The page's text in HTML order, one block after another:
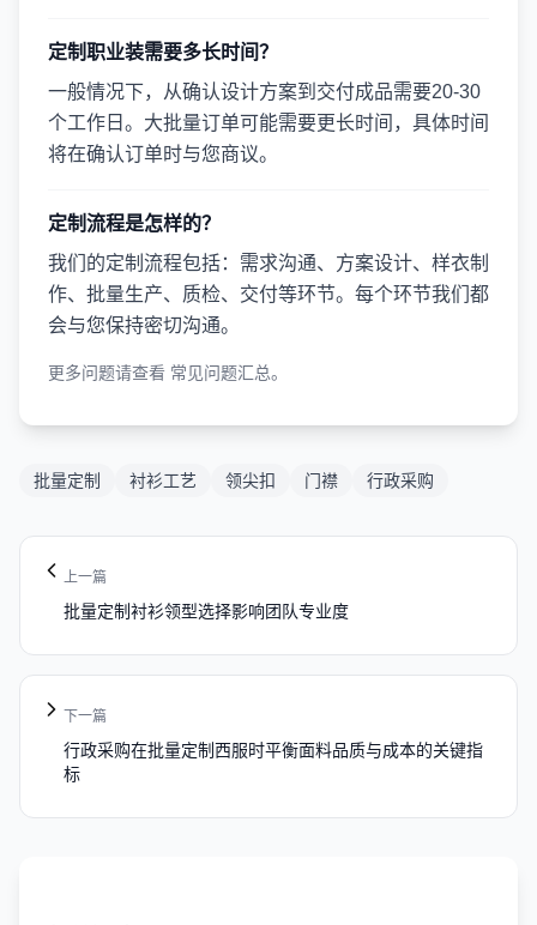
定制职业装需要多长时间？
一般情况下，从确认设计方案到交付成品需要20-30
个工作日。大批量订单可能需要更长时间，具体时间
将在确认订单时与您商议。
定制流程是怎样的？
我们的定制流程包括：需求沟通、方案设计、样衣制
作、批量生产、质检、交付等环节。每个环节我们都
会与您保持密切沟通。
更多问题请查看 常见问题汇总。
批量定制 衬衫工艺 领尖扣 门襟 行政采购
上一篇
批量定制衬衫领型选择影响团队专业度
下一篇
行政采购在批量定制西服时平衡面料品质与成本的关键指
标